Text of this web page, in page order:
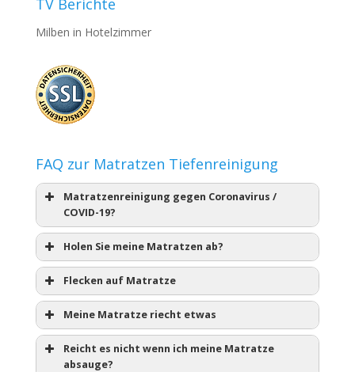
TV Berichte
Milben in Hotelzimmer
FAQ zur Matratzen Tiefenreinigung
Matratzenreinigung gegen Coronavirus /
COVID-19?
Holen Sie meine Matratzen ab?
Flecken auf Matratze
Meine Matratze riecht etwas
Reicht es nicht wenn ich meine Matratze
absauge?